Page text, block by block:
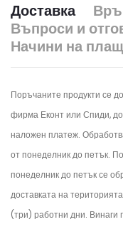
Доставка
Въпроси и
Начини на
Поръчаните продукти се
фирма Еконт или Спиди,
наложен платеж.
от понеделник до петък.
понеделник до петък се
доставката на
(три) работни дни. Винаги